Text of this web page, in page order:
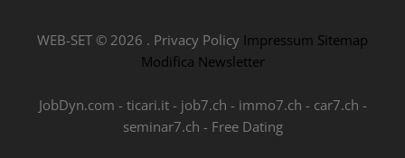
WEB-SET © 2026 . Privacy Policy Impressum Sitemap
Modifica Newsletter
JobDyn.com - ticari.it- job7.ch - immo7.ch - car7.ch -
seminar7.ch - Free Dating